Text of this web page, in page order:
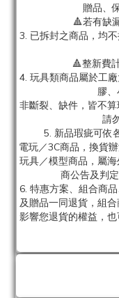
贈品、
🔺若有缺
3. 已拆封之商品，均
🔺整新費
4. 玩具類商品屬於工
膠、
非斷裂、缺件，皆不
請
5. 新品瑕疵可依
電玩／3C商品，換貨
玩具／模型商品，屬
商公告及判
6. 特惠方案、組合商
及贈品一同退貨，組
影響您退貨的權益，